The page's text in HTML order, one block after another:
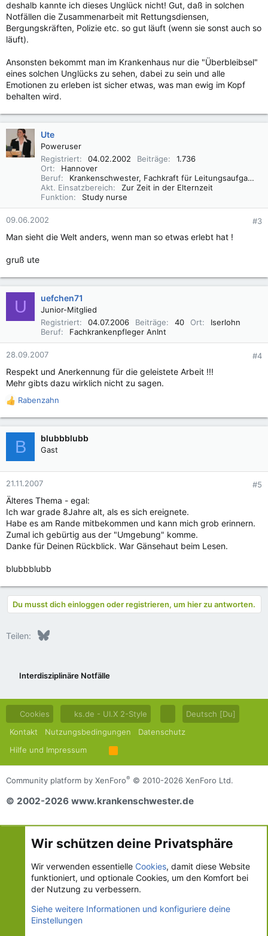
deshalb kannte ich dieses Unglück nicht! Gut, daß in solchen
Notfällen die Zusammenarbeit mit Rettungsdiensen,
Bergungskräften, Polizie etc. so gut läuft (wenn sie sonst auch so
läuft).
Ansonsten bekommt man im Krankenhaus nur die "Überbleibsel"
eines solchen Unglücks zu sehen, dabei zu sein und alle
Emotionen zu erleben ist sicher etwas, was man ewig im Kopf
behalten wird.
Ute
Poweruser
Registriert
04.02.2002 Beiträge
1.736
Ort
Hannover
Beruf
Krankenschwester, Fachkraft für Leitungsaufgaben in der Pflege (FLP)
Akt. Einsatzbereich
Zur Zeit in der Elternzeit
Funktion
Study nurse
09.06.2002 #3
Man sieht die Welt anders, wenn man so etwas erlebt hat !
gruß ute
U uefchen71
Junior-Mitglied
Registriert
04.07.2006 Beiträge 40 Ort
Iserlohn
Beruf
Fachkrankenpfleger AnInt
28.09.2007 #4
Respekt und Anerkennung für die geleistete Arbeit !!!
Mehr gibts dazu wirklich nicht zu sagen.
R
e
a
o
n
n
:
Rabenzahn
B blubbblubb
Gast
21.11.2007 #5
Älteres Thema - egal:
Ich war grade 8Jahre alt, als es sich ereignete.
Habe es am Rande mitbekommen und kann mich grob erinnern.
Zumal ich gebürtig aus der "Umgebung" komme.
Danke für Deinen Rückblick. War Gänsehaut beim Lesen.
blubbblubb
Du musst dich einloggen oder registrieren, um hier zu antworten.
Teilen: Bluesky
Interdisziplinäre Notfälle
Cookies ks.de - UI.X 2-Style
Deutsch [Du]
Kontakt
Nutzungsbedingungen
Datenschutz
Hilfe und Impressum
R
S
S
Community platform by XenForo® © 2010-2026 XenForo Ltd.
© 2002-2026 www.krankenschwester.de
Wir schützen deine Privatsphäre
Wir verwenden essentielle Cookies, damit diese Website
funktioniert, und optionale Cookies, um den Komfort bei
der Nutzung zu verbessern.
Siehe weitere Informationen und konfiguriere deine
Einstellungen